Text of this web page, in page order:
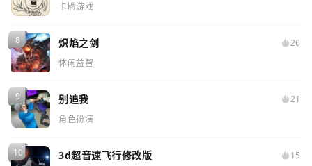
卡牌游戏
炽焰之剑
26
休闲益智
别追我
21
角色扮演
3d超音速飞行修改版
15